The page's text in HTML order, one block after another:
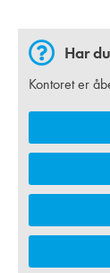
Har
Kontoret er